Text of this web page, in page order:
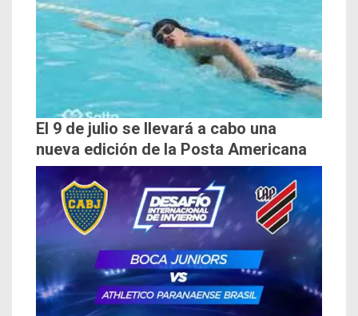
El 9 de julio se llevará a cabo una
nueva edición de la Posta Americana